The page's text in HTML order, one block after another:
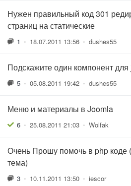
Нужен правильный код 301
страниц на статические
1 • 18.07.2011 13:56 • dushes55
Подскажите один компонент
5 • 05.08.2011 19:42 • dushes55
Меню и материалы в Joomla
6 • 25.08.2011 21:03 • Wolfak
Очень Прошу помочь в php
тема)
3 • 10.11.2011 13:50 • iescor